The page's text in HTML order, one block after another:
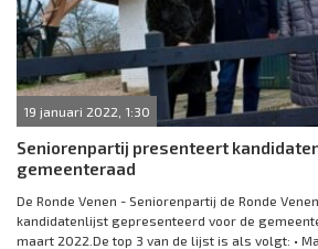
19 januari 2022, 1:30
Seniorenpartij presenteert
gemeenteraad
De Ronde Venen - Seniorenpartij de Ronde
kandidatenlijst gepresenteerd voor de
maart 2022.De top 3 van de lijst is als volgt: •